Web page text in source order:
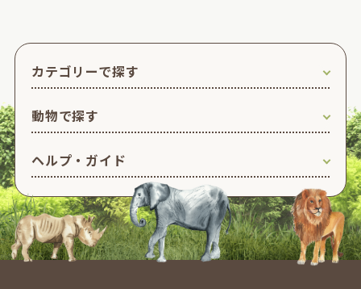
カテゴリーで探す
動物で探す
ヘルプ・ガイド